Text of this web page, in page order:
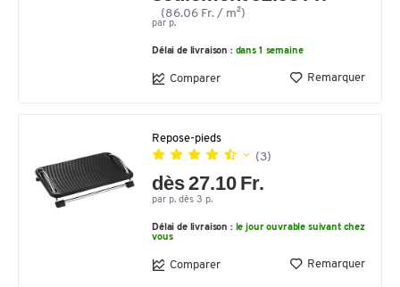
(86.06 Fr. / m²)
par p.
Délai de livraison : dans 1 semaine
Comparer Remarquer
Repose-pieds
(3)
dès 27.10 Fr.
par p. dès 3 p.
Délai de livraison : le jour ouvrable suivant chez
vous
Comparer Remarquer